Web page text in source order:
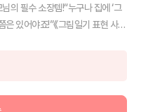
의 필수 소장템!“누구나 집에 ‘그
은 있어야죠!”《그림일기 표현 사